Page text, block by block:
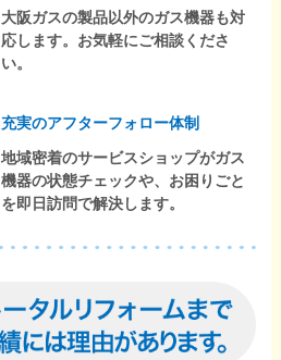
大阪ガスの製品以外のガス機器も対
応します。お気軽にご相談くださ
い。
充実のアフターフォロー体制
地域密着のサービスショップがガス
機器の状態チェックや、お困りごと
を即日訪問で解決します。